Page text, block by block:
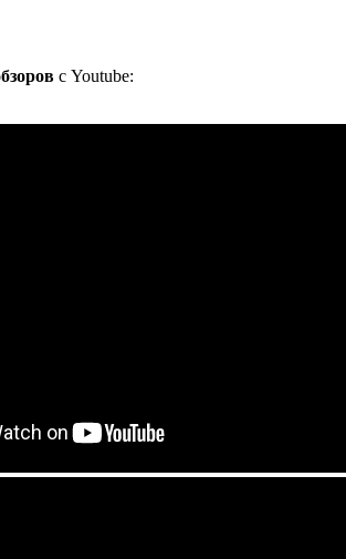
с Youtube: